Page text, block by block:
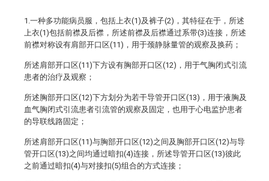
1.一种多功能病员服，包括上衣(1)及裤子(2)，其特征在于，所述
上衣(1)包括前襟及后襟，所述前襟及后襟通过系带(3)连接，所述
前襟对称设有肩部开口区(11)，用于颈静脉量管的观察及换药；
所述肩部开口区(11)下方设有胸部开口区(12)，用于气胸闭式引流
患者的治疗及观察；
所述胸部开口区(12)下方划分为若干导管开口区(13)，用于液胸及
血气胸闭式引流患者引流管的观察及固定，也用于心电监护患者
的导联线路固定；
所述肩部开口区(11)与胸部开口区(12)之间及胸部开口区(12)与导
管开口区(13)之间均通过暗扣(4)连接，所述导管开口区(13)彼此
之前通过暗扣(4)与对接扣(5)组合的方式连接；